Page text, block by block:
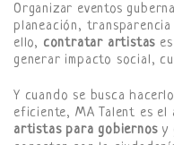
Organizar eventos
planeación,
ello, contratar artistas
generar impacto social,
Y cuando se busca
eficiente, MA Talent es el
artistas para gobiernosy